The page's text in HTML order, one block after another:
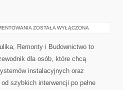
ENERGOOSZCZĘDNOŚĆ
ZOSTAŁA WYŁĄCZONA
Remonty i Budownictwo to
dla osób, które chcą
instalacyjnych oraz
szybkich interwencji po pełne